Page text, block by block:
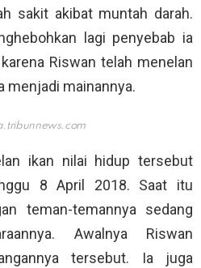
sakit akibat muntah darah.
lagi penyebab ia
Riswan telah menelan
menjadi mainannya.
ikan nilai hidup tersebut
8 April 2018. Saat itu
teman-temannya sedang
Awalnya Riswan
tersebut. Ia juga